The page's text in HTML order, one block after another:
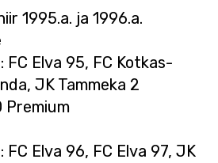
1995.a. ja 1996.a.
FC Elva 95, FC Kotkas-
JK Tammeka 2
Premium
Elva 96, FC Elva 97, JK